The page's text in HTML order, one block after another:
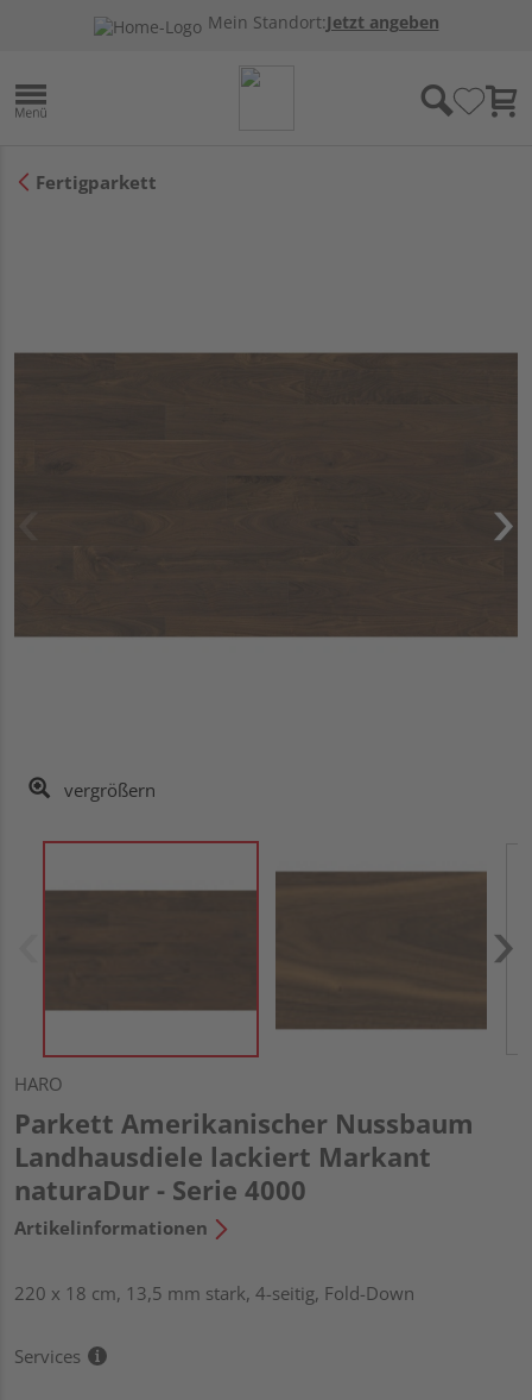
Mein Standort:Jetzt angeben
Fertigparkett
vergrößern
HARO
Parkett Amerikanischer Nussbaum
Landhausdiele lackiert Markant
naturaDur - Serie 4000
Artikelinformationen
220 x 18 cm, 13,5 mm stark, 4-seitig, Fold-Down
Services